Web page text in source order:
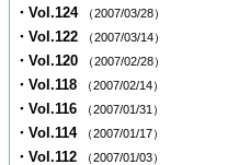
・Vol.124 （2007/03/28）
・Vol.122 （2007/03/14）
・Vol.120 （2007/02/28）
・Vol.118 （2007/02/14）
・Vol.116 （2007/01/31）
・Vol.114 （2007/01/17）
・Vol.112 （2007/01/03）